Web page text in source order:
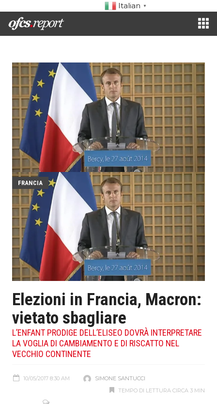
Italian ▼
FRANCIA
Elezioni in Francia, Macron:
vietato sbagliare
L’ENFANT PRODIGE DELL’ELISEO DOVRÀ INTERPRETARE
LA VOGLIA DI CAMBIAMENTO E DI RISCATTO NEL
VECCHIO CONTINENTE
10/05/2017 8:30 AM
SIMONE SANTUCCI
TEMPO DI LETTURA CIRCA 3 MIN